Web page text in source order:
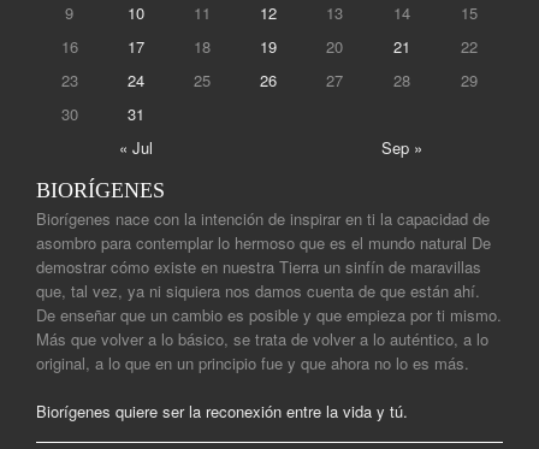
« Jul Sep »
9
10 11 12 13 14
15
16
17 18 19 20 21
22
23
24 25 26 27 28
29
30
31
BIORÍGENES
Biorígenes nace con la intención de inspirar en ti la capacidad de
asombro para contemplar lo hermoso que es el mundo natural De
demostrar cómo existe en nuestra Tierra un sinfín de maravillas
que, tal vez, ya ni siquiera nos damos cuenta de que están ahí.
De enseñar que un cambio es posible y que empieza por ti mismo.
Más que volver a lo básico, se trata de volver a lo auténtico, a lo
original, a lo que en un principio fue y que ahora no lo es más.
Biorígenes quiere ser la reconexión entre la vida y tú.